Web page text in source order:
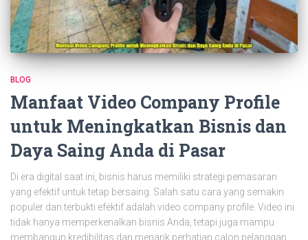
BLOG
Manfaat Video Company Profile
untuk Meningkatkan Bisnis dan
Daya Saing Anda di Pasar
Di era digital saat ini, bisnis harus memiliki strategi pemasaran
yang efektif untuk tetap bersaing. Salah satu cara yang semakin
populer dan terbukti efektif adalah video company profile. Video ini
tidak hanya memperkenalkan bisnis Anda, tetapi juga mampu
membangun kredibilitas dan menarik perhatian calon pelanggan